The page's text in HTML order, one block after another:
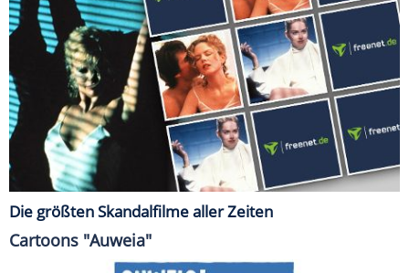
Die größten Skandalfilme aller Zeiten
Cartoons "Auweia"